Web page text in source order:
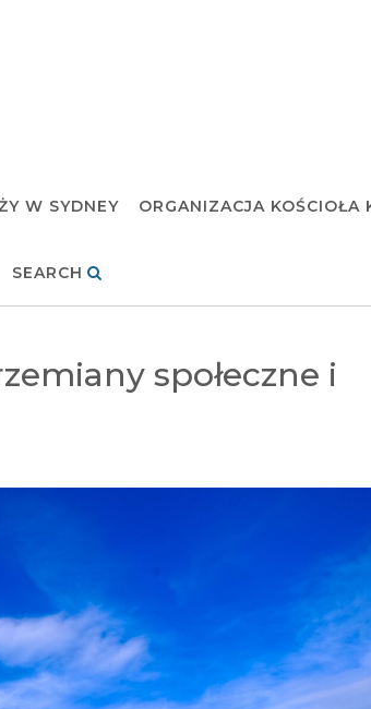
W SYDNEY ORGANIZACJA
SEARCH
społeczne i